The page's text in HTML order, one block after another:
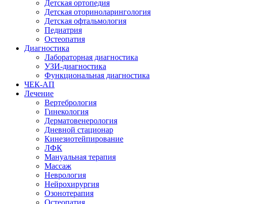
Детская ортопедия
Детская оториноларингология
Детская офтальмология
Педиатрия
Остеопатия
Диагностика
Лабораторная диагностика
УЗИ-диагностика
Функциональная диагностика
ЧЕК-АП
Лечение
Вертебрология
Гинекология
Дерматовенерология
Дневной стационар
Кинезиотейпирование
ЛФК
Мануальная терапия
Массаж
Неврология
Нейрохирургия
Озонотерапия
Остеопатия